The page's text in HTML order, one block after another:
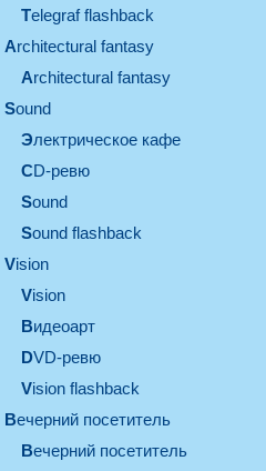
Telegraf flashback
architectural fantasy
architectural fantasy
sound
электрическое кафе
CD-ревю
sound
Sound flashback
vision
vision
видеоарт
DVD-ревю
Vision flashback
вечерний посетитель
вечерний посетитель